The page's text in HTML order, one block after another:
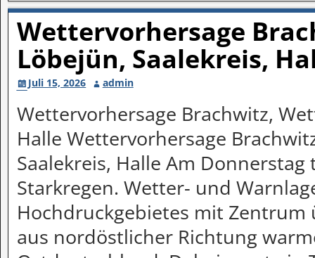
Wettervorhersage
Löbejün, Saalekreis,
Juli 15, 2026 admin
Wettervorhersage Brachwitz,
Halle Wettervorhersage
Saalekreis, Halle Am
Starkregen. Wetter- und
Hochdruckgebietes mit
aus nordöstlicher Richtung